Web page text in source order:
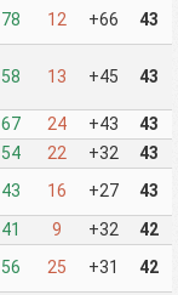
78 12 +66 43
58 13 +45 43
67 24 +43 43
54 22 +32 43
43 16 +27 43
41 9 +32 42
56 25 +31 42